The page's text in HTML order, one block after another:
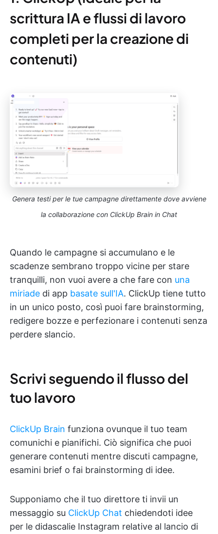
scrittura IA e flussi di lavoro
completi per la creazione di
contenuti)
Genera testi per le tue campagne direttamente dove avviene
la collaborazione con ClickUp Brain in Chat
Quando le campagne si accumulano e le
scadenze sembrano troppo vicine per stare
tranquilli, non vuoi avere a che fare con una
miriade di app basate sull'IA. ClickUp tiene tutto
in un unico posto, così puoi fare brainstorming,
redigere bozze e perfezionare i contenuti senza
perdere slancio.
Scrivi seguendo il flusso del
tuo lavoro
ClickUp Brain funziona ovunque il tuo team
comunichi e pianifichi. Ciò significa che puoi
generare contenuti mentre discuti campagne,
esamini brief o fai brainstorming di idee.
Supponiamo che il tuo direttore ti invii un
messaggio su ClickUp Chat chiedendoti idee
per le didascalie Instagram relative al lancio di